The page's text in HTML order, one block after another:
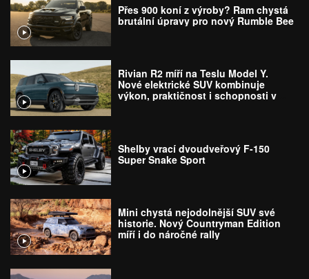
Přes 900 koní z výroby? Ram chystá
brutální úpravy pro nový Rumble Bee
Rivian R2 míří na Teslu Model Y.
Nové elektrické SUV kombinuje
výkon, praktičnost i schopnosti v
Shelby vrací dvoudveřový F-150
Super Snake Sport
Mini chystá nejodolnější SUV své
historie. Nový Countryman Edition
míří i do náročné rally